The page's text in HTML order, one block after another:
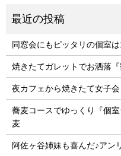
同窓会にもピッタリの個室
焼きたてガレットでお洒落『
夜カフェから焼きたて女子
蕎麦コースでゆっくり『個
麦
阿佐ヶ谷姉妹も喜んだ♪アン